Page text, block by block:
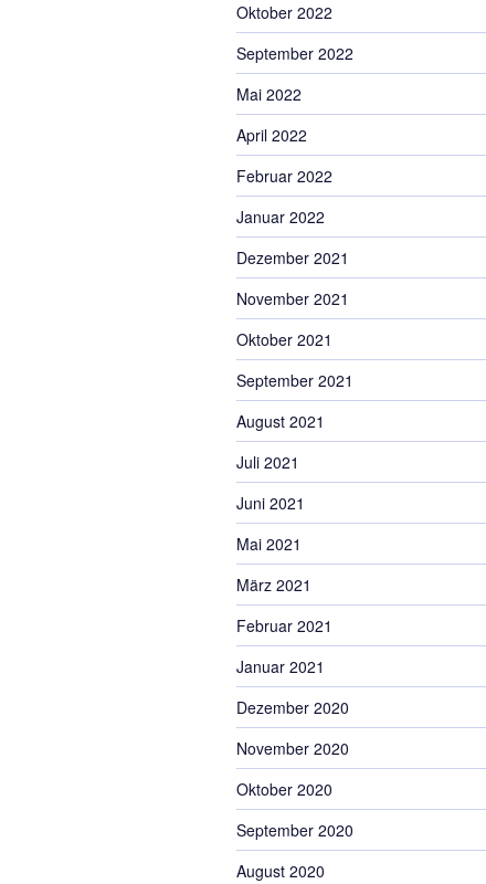
Oktober 2022
September 2022
Mai 2022
April 2022
Februar 2022
Januar 2022
Dezember 2021
November 2021
Oktober 2021
September 2021
August 2021
Juli 2021
Juni 2021
Mai 2021
März 2021
Februar 2021
Januar 2021
Dezember 2020
November 2020
Oktober 2020
September 2020
August 2020